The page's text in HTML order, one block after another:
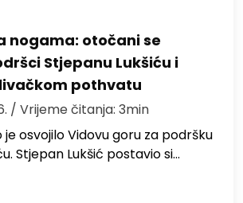
nogama: otočani se
Stjepanu Lukšiću i
pothvatu
/ Vrijeme čitanja: 3min
je osvojilo Vidovu goru za podršku
Stjepan Lukšić postavio si…